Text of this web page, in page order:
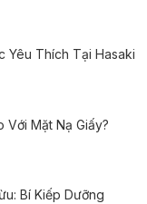
Yêu Thích Tại Hasaki
Với Mặt Nạ Giấy?
Bí Kiếp Dưỡng